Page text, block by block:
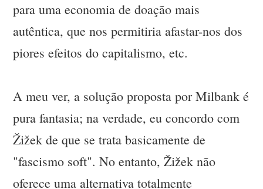
para uma economia de doação mais
autêntica, que nos permitiria afastar-nos dos
piores efeitos do capitalismo, etc.
A meu ver, a solução proposta por Milbank é
pura fantasia; na verdade, eu concordo com
Žižek de que se trata basicamente de
"fascismo soft". No entanto, Žižek não
oferece uma alternativa totalmente